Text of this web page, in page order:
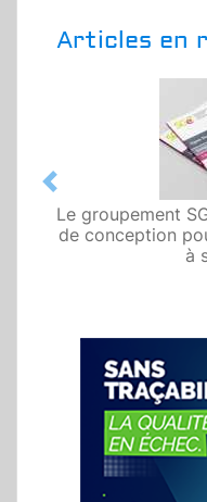
Articles en
Le groupement
de conception
à
Previous